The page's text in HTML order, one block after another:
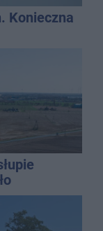
Konieczna